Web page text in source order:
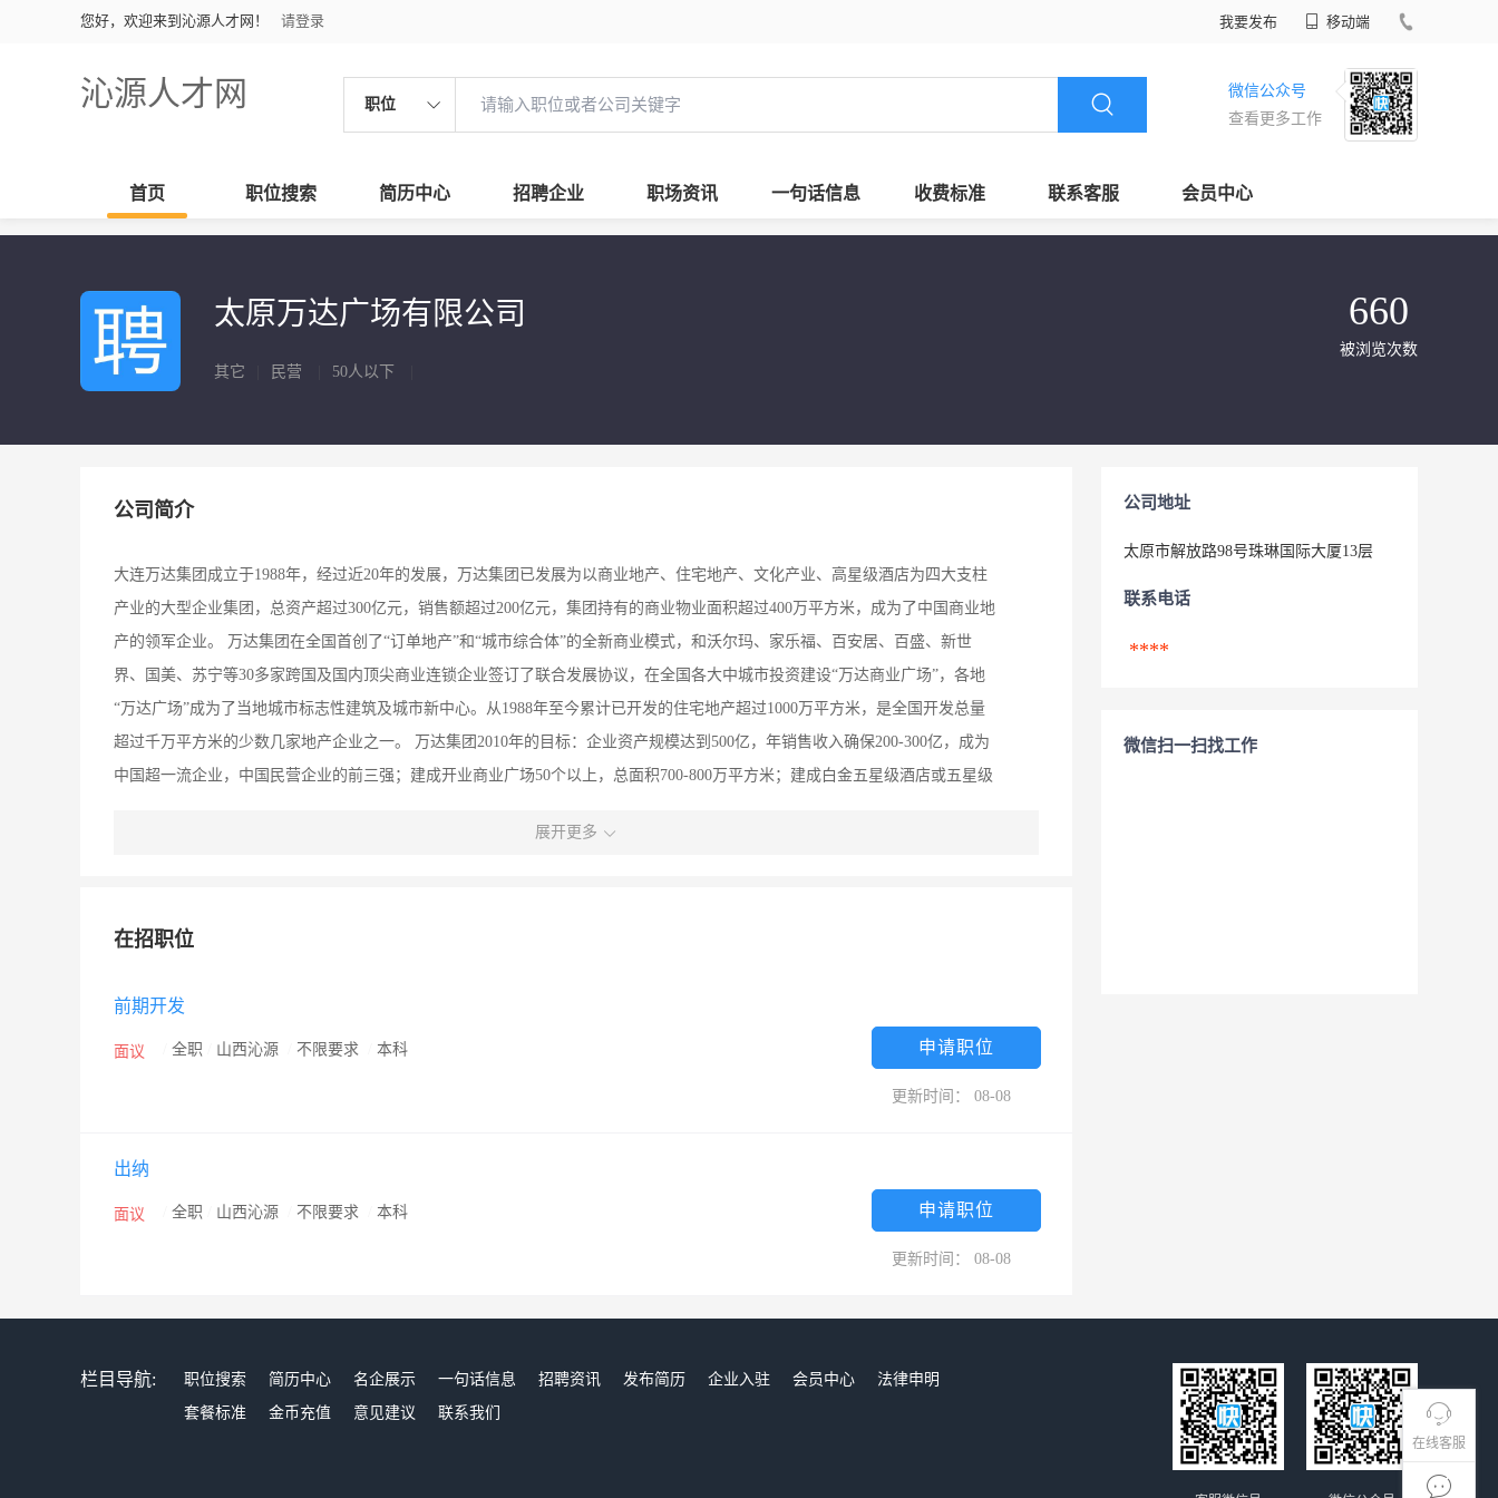
您好，欢迎来到沁源人才网！ 请登录 我要发布 移动端
沁源人才网 职位
微信公众号
查看更多工作
首页 职位搜索 简历中心 招聘企业 职场资讯 一句话信息 收费标准 联系客服 会员中心
在线客服
太原万达广场有限公司
其它 民营 50人以下
660
被浏览次数
公司简介
大连万达集团成立于1988年，经过近20年的发展，万达集团已发展为以商业地产、住宅地产、文化产业、高星级酒店为四大支柱
产业的大型企业集团，总资产超过300亿元，销售额超过200亿元，集团持有的商业物业面积超过400万平方米，成为了中国商业地
产的领军企业。 万达集团在全国首创了“订单地产”和“城市综合体”的全新商业模式，和沃尔玛、家乐福、百安居、百盛、新世
界、国美、苏宁等30多家跨国及国内顶尖商业连锁企业签订了联合发展协议，在全国各大中城市投资建设“万达商业广场”，各地
“万达广场”成为了当地城市标志性建筑及城市新中心。从1988年至今累计已开发的住宅地产超过1000万平方米，是全国开发总量
超过千万平方米的少数几家地产企业之一。 万达集团2010年的目标：企业资产规模达到500亿，年销售收入确保200-300亿，成为
中国超一流企业，中国民营企业的前三强；建成开业商业广场50个以上，总面积700-800万平方米；建成白金五星级酒店或五星级
的市场份额。 万达集团在发展企业的同时不忘回报社会，主动承担社会责任，在实践中形成了“共创财富、公益社会”的企业使命
区投资建设以国际化大型购物中心、五星级酒店、酒店式公寓、五星级多厅万达国际影城、酒吧餐饮一条街及高档住宅为一体的
制、良好的职业发展平台及有竞争力的薪酬福利。
展开更多
在招职位
前期开发
面议 全职 山西沁源 不限要求 本科 申请职位
更新时间： 08-08
出纳
面议 全职 山西沁源 不限要求 本科 申请职位
更新时间： 08-08
公司地址
太原市解放路98号珠琳国际大厦13层
联系电话
****
微信扫一扫找工作
栏目导航: 职位搜索 简历中心 名企展示 一句话信息 招聘资讯 发布简历 企业入驻 会员中心
法律申明
套餐标准
金币充值 意见建议 联系我们